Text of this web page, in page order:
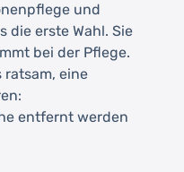
und
die erste Wahl. Sie
bei der Pflege.
eine
entfernt werden